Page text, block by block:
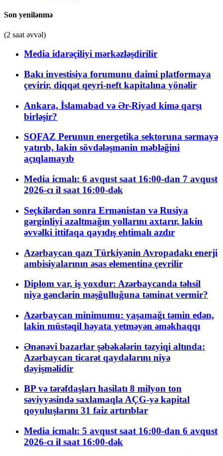
Son yenilənmə
(2 saat əvvəl)
Media idarəçiliyi mərkəzləşdirilir
Bakı investisiya forumunu daimi platformaya
çevirir, diqqət qeyri-neft kapitalına yönəlir
Ankara, İslamabad və Ər-Riyad kimə qarşı
birləşir?
SOFAZ Perunun energetika sektoruna sərmayə
yatırıb, lakin sövdələşmənin məbləğini
açıqlamayıb
Media icmalı: 6 avqust saat 16:00-dan 7 avqust
2026-cı il saat 16:00-dək
Seçkilərdən sonra Ermənistan və Rusiya
gərginliyi azaltmağın yollarını axtarır, lakin
əvvəlki ittifaqa qayıdış ehtimalı azdır
Azərbaycan qazı Türkiyənin Avropadakı enerji
ambisiyalarının əsas elementinə çevrilir
Diplom var, iş yoxdur: Azərbaycanda təhsil
niyə gənclərin məşğulluğuna təminat vermir?
Azərbaycan minimumu: yaşamağı təmin edən,
lakin müstəqil həyata yetməyən əməkhaqqı
Ənənəvi bazarlar şəbəkələrin təzyiqi altında:
Azərbaycan ticarət qaydalarını niyə
dəyişməlidir
BP və tərəfdaşları hasilatı 8 milyon ton
səviyyəsində saxlamaqla AÇG-yə kapital
qoyuluşlarını 31 faiz artırıblar
Media icmalı: 5 avqust saat 16:00-dan 6 avqust
2026-cı il saat 16:00-dək